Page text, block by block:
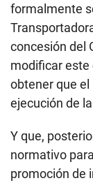
formalmente
concesión del
modificar este
obtener que el
ejecución de
Y que,
normativo
promoción de